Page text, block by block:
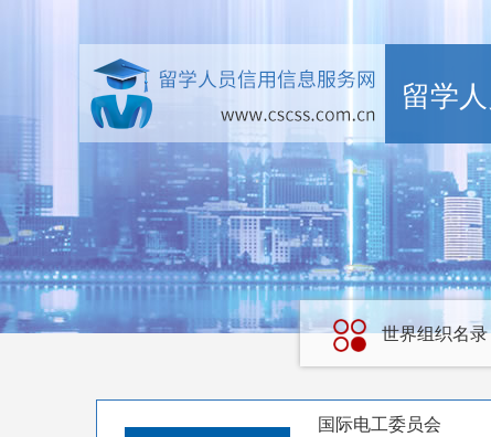
留学
世界组织名录
国际电工委员会